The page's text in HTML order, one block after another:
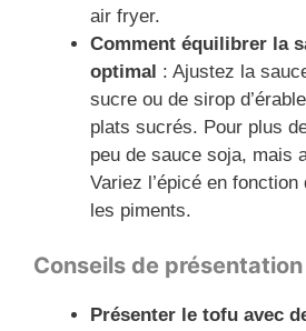
air fryer.
Comment équilibrer la
optimal : Ajustez la
sucre ou de sirop
plats sucrés. Pour plus
peu de sauce soja, mais
Variez l’épicé en
les piments.
Conseils de présentation
Présenter le tofu avec